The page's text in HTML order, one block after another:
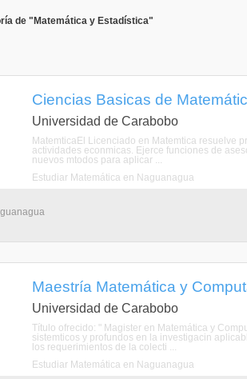
de "Matemática y Estadística"
Ciencias Basicas de
Universidad de Carabobo
MatemticaEl Licenciado en Matemtica resuelve
actividades econmicas. Ejerce funciones de
nuevos mtodos para aplicar ...
Estudiar Matemática en Naguanagua
Maestría Matemática y
Universidad de Carabobo
Título ofrecido: " Magister en Matemática y
sistemticos y profundos en la investigacin
los requerimientos de la colecti ...
Estudiar Matemática en Naguanagua